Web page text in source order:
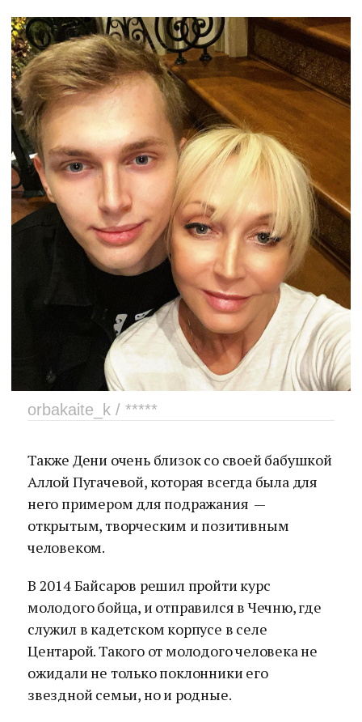
orbakaite_k / *****
Также Дени очень близок со своей бабушкой
Аллой Пугачевой, которая всегда была для
него примером для подражания —
открытым, творческим и позитивным
человеком.
В 2014 Байсаров решил пройти курс
молодого бойца, и отправился в Чечню, где
служил в кадетском корпусе в селе
Центарой. Такого от молодого человека не
ожидали не только поклонники его
звездной семьи, но и родные.